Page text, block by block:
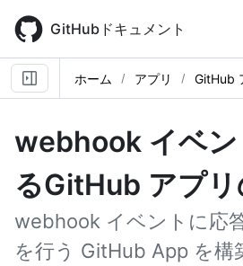
main
content
GitHubドキュメント
ホーム アプリ GitHub
webhook イベ
るGitHub アプ
webhook イベントに応
を行う GitHub App を構